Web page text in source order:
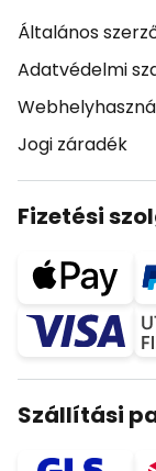
Általános
Adatvédelmi
Jogi záradék
Fizetési
Szállítási